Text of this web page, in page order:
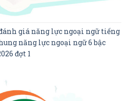
giá năng lực ngoại ngữ tiếng
năng lực ngoại ngữ 6 bậc
đợt 1